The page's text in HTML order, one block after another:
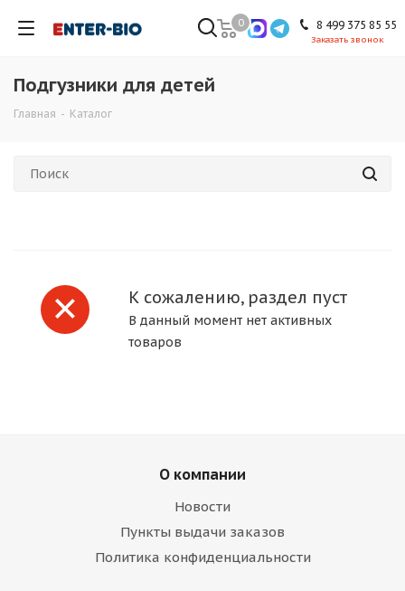
8 499 375 85 55
Заказать звонок
0
Подгузники для детей
Главная - Каталог
К сожалению, раздел пуст
В данный момент нет активных
товаров
О компании
Новости
Пункты выдачи заказов
Политика конфиденциальности